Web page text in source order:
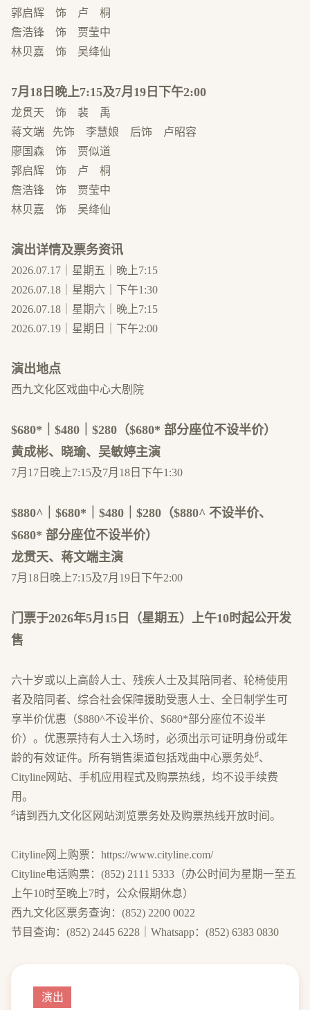
郭启辉 饰 卢 桐
詹浩锋 饰 贾莹中
林贝嘉 饰 吴绛仙
7月18日晚上7:15及7月19日下午2:00
龙贯天 饰 裴 禹
蒋文端 先饰 李慧娘 后饰 卢昭容
廖国森 饰 贾似道
郭启辉 饰 卢 桐
詹浩锋 饰 贾莹中
林贝嘉 饰 吴绛仙
演出详情及票务资讯
2026.07.17｜星期五｜晚上7:15
2026.07.18｜星期六｜下午1:30
2026.07.18｜星期六｜晚上7:15
2026.07.19｜星期日｜下午2:00
演出地点
西九文化区戏曲中心大剧院
$680*｜$480｜$280（$680* 部分座位不设半价）
黄成彬、晓瑜、吴敏婷主演
7月17日晚上7:15及7月18日下午1:30
$880^｜$680*｜$480｜$280（$880^ 不设半价、
$680* 部分座位不设半价）
龙贯天、蒋文端主演
7月18日晚上7:15及7月19日下午2:00
门票于2026年5月15日（星期五）上午10时起公开发
售
六十岁或以上高龄人士、残疾人士及其陪同者、轮椅使用
者及陪同者、综合社会保障援助受惠人士、全日制学生可
享半价优惠（$880^不设半价、$680*部分座位不设半
价）。优惠票持有人士入场时，必须出示可证明身份或年
龄的有效证件。所有销售渠道包括戏曲中心票务处♯、
Cityline网站、手机应用程式及购票热线，均不设手续费
用。
♯请到西九文化区网站浏览票务处及购票热线开放时间。
Cityline网上购票：https://www.cityline.com/
Cityline电话购票：(852) 2111 5333（办公时间为星期一至五
上午10时至晚上7时，公众假期休息）
西九文化区票务查询：(852) 2200 0022
节目查询：(852) 2445 6228｜Whatsapp：(852) 6383 0830
演出